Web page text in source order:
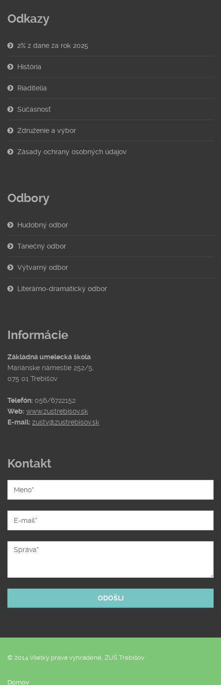
Odkazy
2% z dane za rok 2025
História
Riaditelia
Súčasnosť
Združenie a výbor
Zásady ochrany osobných údajov
Odbory
Hudobný odbor
Tanečný odbor
Výtvarný odbor
Literárno-dramatický odbor
Informácie
Základná umelecká škola
Mariánske námestie 252/5,
075 01 Trebišov
Telefón: 056/6722152
Web: www.zustrebisov.sk
E-mail: zustv@zustrebisov.sk
Kontakt
© 2014 Všetky práva vyhradené, ZUŠ Trebišov
Domov